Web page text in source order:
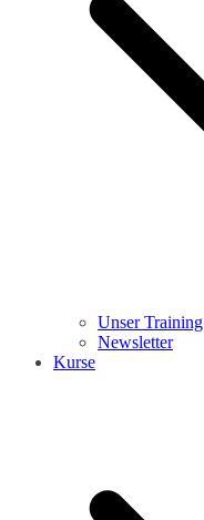
Unser Training
Newsletter
Kurse